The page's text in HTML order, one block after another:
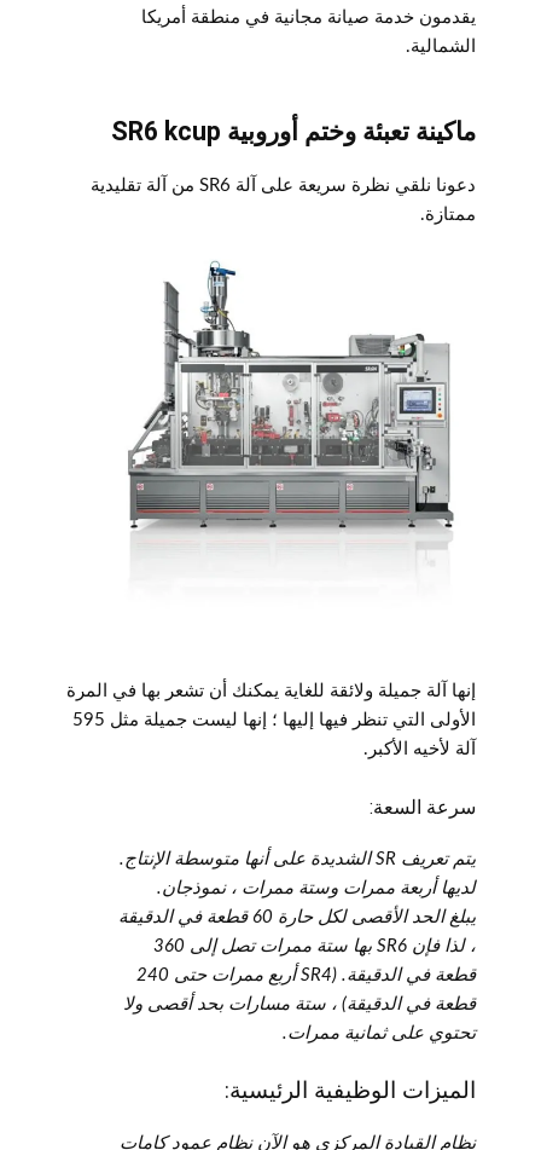
يقدمون خدمة صيانة مجانية في منطقة أمريكا
الشمالية.
ماكينة تعبئة وختم أوروبية SR6 kcup
دعونا نلقي نظرة سريعة على آلة SR6 من آلة تقليدية
ممتازة.
إنها آلة جميلة ولائقة للغاية يمكنك أن تشعر بها في المرة
الأولى التي تنظر فيها إليها ؛ إنها ليست جميلة مثل 595
آلة لأخيه الأكبر.
سرعة السعة:
يتم تعريف SR الشديدة على أنها متوسطة الإنتاج.
لديها أربعة ممرات وستة ممرات ، نموذجان.
يبلغ الحد الأقصى لكل حارة 60 قطعة في الدقيقة
، لذا فإن SR6 بها ستة ممرات تصل إلى 360
قطعة في الدقيقة. (SR4 أربع ممرات حتى 240
قطعة في الدقيقة) ، ستة مسارات بحد أقصى ولا
تحتوي على ثمانية ممرات.
الميزات الوظيفية الرئيسية:
نظام القيادة المركزي هو الآن نظام عمود كامات